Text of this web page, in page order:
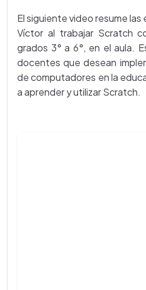
El siguiente video resume las
Víctor al trabajar Scratch
grados 3° a 6°, en el aula.
docentes que desean
de computadores en la
a aprender y utilizar Scratch.